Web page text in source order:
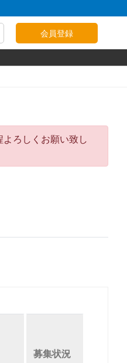
会員登録
ろしくお願い致し
募集状況